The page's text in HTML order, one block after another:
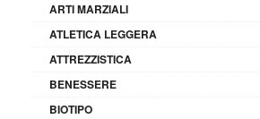
ARTI MARZIALI
ATLETICA LEGGERA
ATTREZZISTICA
BENESSERE
BIOTIPO